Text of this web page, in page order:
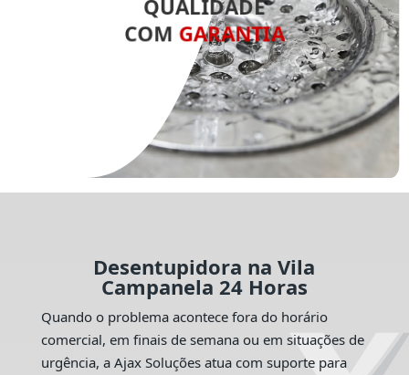
QUALIDADE
COM GARANTIA
Desentupidora na Vila
Campanela 24 Horas
Quando o problema acontece fora do horário
comercial, em finais de semana ou em situações de
urgência, a Ajax Soluções atua com suporte para